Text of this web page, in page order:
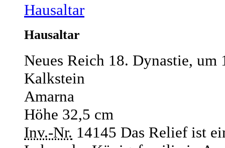
Hausaltar
Hausaltar
Neues Reich 18. Dynastie, um
Kalkstein
Amarna
Höhe 32,5 cm
Inv.-Nr. 14145 Das Relief ist